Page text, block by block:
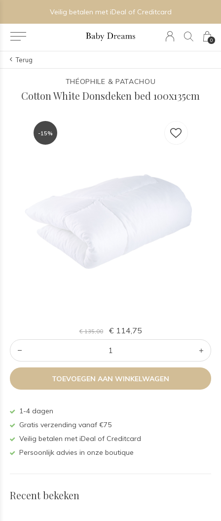
0
Veilig betalen met iDeal of Creditcard
Terug
THÉOPHILE & PATACHOU
Cotton White Donsdeken bed 100x135cm
-15%
€ 135,00 € 114,75
TOEVOEGEN AAN WINKELWAGEN
1-4 dagen
Gratis verzending vanaf €75
Veilig betalen met iDeal of Creditcard
Persoonlijk advies in onze boutique
Recent bekeken